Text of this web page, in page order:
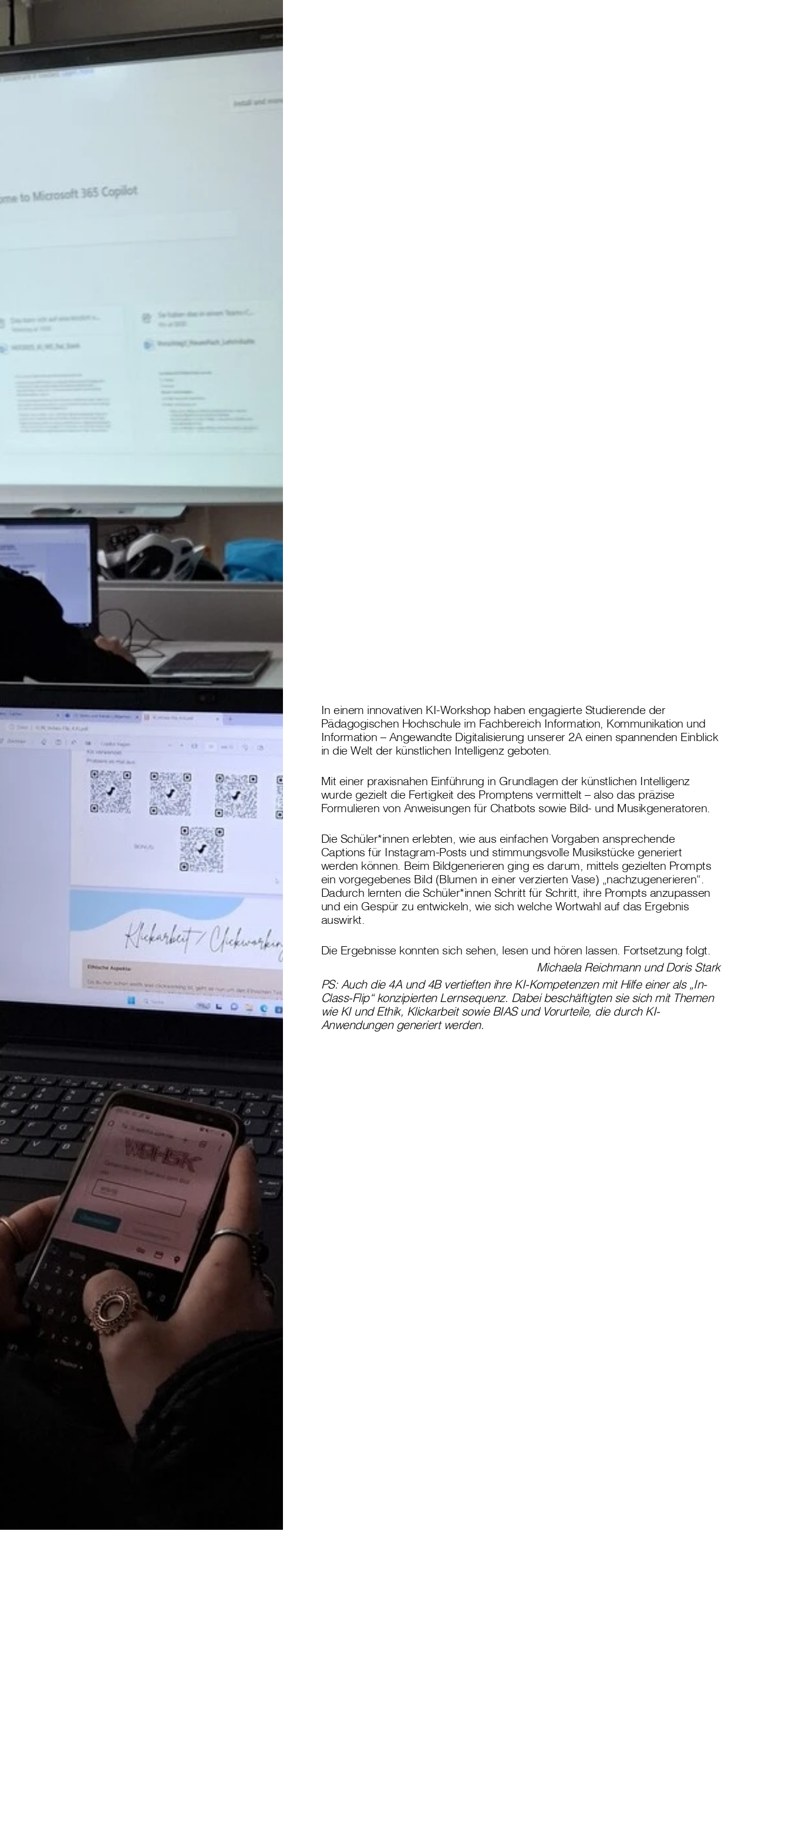
In einem innovativen KI-Workshop haben engagierte Studierende der
Pädagogischen Hochschule im Fachbereich Information, Kommunikation und
Information – Angewandte Digitalisierung unserer 2A einen spannenden Einblick
in die Welt der künstlichen Intelligenz geboten.
Mit einer praxisnahen Einführung in Grundlagen der künstlichen Intelligenz
wurde gezielt die Fertigkeit des Promptens vermittelt – also das präzise
Formulieren von Anweisungen für Chatbots sowie Bild- und Musikgeneratoren.
Die Schüler*innen erlebten, wie aus einfachen Vorgaben ansprechende
Captions für Instagram-Posts und stimmungsvolle Musikstücke generiert
werden können. Beim Bildgenerieren ging es darum, mittels gezielten Prompts
ein vorgegebenes Bild (Blumen in einer verzierten Vase) „nachzugenerieren“.
Dadurch lernten die Schüler*innen Schritt für Schritt, ihre Prompts anzupassen
und ein Gespür zu entwickeln, wie sich welche Wortwahl auf das Ergebnis
auswirkt.
Die Ergebnisse konnten sich sehen, lesen und hören lassen. Fortsetzung folgt.
Michaela Reichmann und Doris Stark
PS: Auch die 4A und 4B vertieften ihre KI-Kompetenzen mit Hilfe einer als „In-
Class-Flip“ konzipierten Lernsequenz. Dabei beschäftigten sie sich mit Themen
wie KI und Ethik, Klickarbeit sowie BIAS und Vorurteile, die durch KI-
Anwendungen generiert werden.